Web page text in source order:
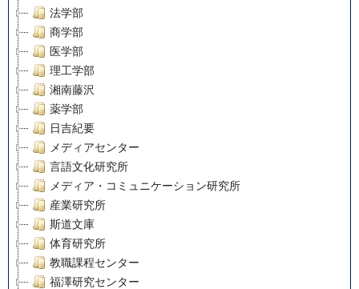
法学部
商学部
医学部
理工学部
湘南藤沢
薬学部
日吉紀要
メディアセンター
言語文化研究所
メディア・コミュニケーション研究所
産業研究所
斯道文庫
体育研究所
教職課程センター
福澤研究センター